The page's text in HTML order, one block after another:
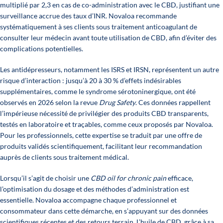
multiplié par 2,3 en cas de co-administration avec le CBD, justifiant une
surveillance accrue des taux d’INR. Novaloa recommande
systématiquement à ses clients sous traitement anticoagulant de
consulter leur médecin avant toute utilisation de CBD, afin d’éviter des
complications potentielles.
Les antidépresseurs, notamment les ISRS et IRSN, représentent un autre
risque d’interaction : jusqu’à 20 à 30 % d’effets indésirables
supplémentaires, comme le syndrome sérotoninergique, ont été
observés en 2026 selon la revue Drug Safety. Ces données rappellent
l’impérieuse nécessité de privilégier des produits CBD transparents,
testés en laboratoire et traçables, comme ceux proposés par Novaloa.
Pour les professionnels, cette expertise se traduit par une offre de
produits validés scientifiquement, facilitant leur recommandation
auprès de clients sous traitement médical.
Lorsqu’il s’agit de choisir une CBD oil for chronic painefficace,
l’optimisation du dosage et des méthodes d’administration est
essentielle. Novaloa accompagne chaque professionnel et
consommateur dans cette démarche, en s’appuyant sur des données